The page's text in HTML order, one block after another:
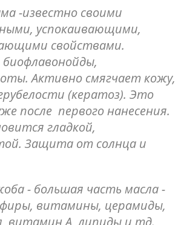
-известно своими
успокаивающими,
свойствами.
Активно смягчает кожу,
(кератоз). Это
после первого нанесения.
гладкой,
Защита от солнца и
- большая часть масла -
витамины, церамиды,